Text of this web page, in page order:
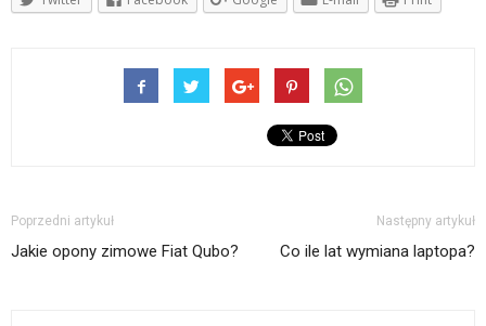
Poprzedni artykuł
Jakie opony zimowe Fiat Qubo?
Następny artykuł
Co ile lat wymiana laptopa?